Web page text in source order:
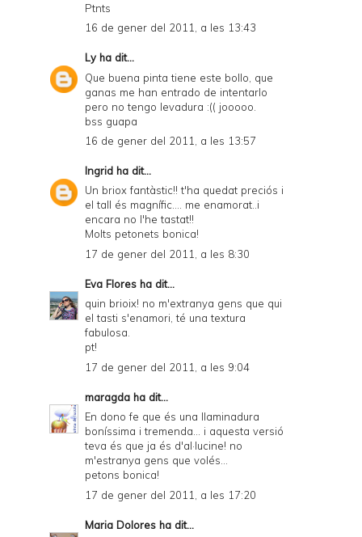
Ptnts
16 de gener del 2011, a les 13:43
Lyha dit...
Que buena pinta tiene este bollo, que
ganas me han entrado de intentarlo
pero no tengo levadura :(( jooooo.
bss guapa
16 de gener del 2011, a les 13:57
Ingrid ha dit...
Un briox fantàstic!! t'ha quedat preciós i
el tall és magnífic.... me enamorat..i
encara no l'he tastat!!
Molts petonets bonica!
17 de gener del 2011, a les 8:30
Eva Flores ha dit...
quin brioix! no m'extranya gens que qui
el tasti s'enamori, té una textura
fabulosa.
pt!
17 de gener del 2011, a les 9:04
maragda ha dit...
En dono fe que és una llaminadura
boníssima i tremenda... i aquesta versió
teva és que ja és d'al·lucine! no
m'estranya gens que volés...
petons bonica!
17 de gener del 2011, a les 17:20
Maria Dolores ha dit...